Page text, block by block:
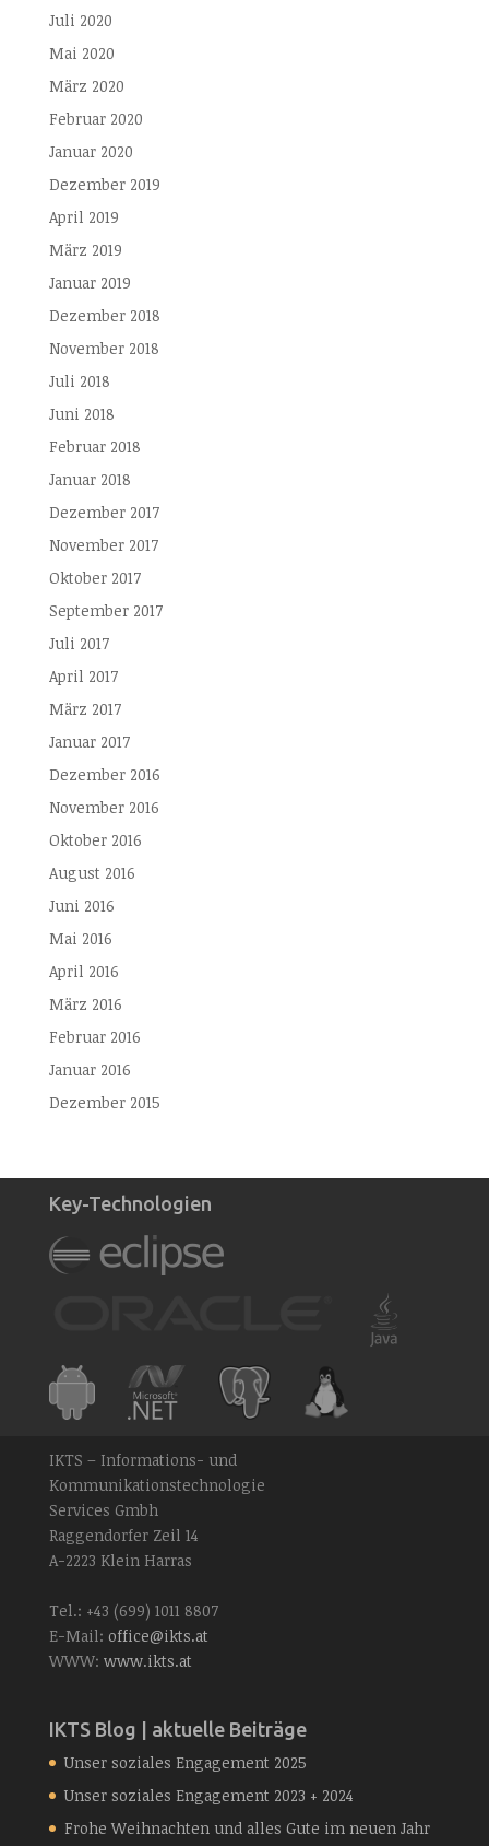
Juli 2020
Mai 2020
März 2020
Februar 2020
Januar 2020
Dezember 2019
April 2019
März 2019
Januar 2019
Dezember 2018
November 2018
Juli 2018
Juni 2018
Februar 2018
Januar 2018
Dezember 2017
November 2017
Oktober 2017
September 2017
Juli 2017
April 2017
März 2017
Januar 2017
Dezember 2016
November 2016
Oktober 2016
August 2016
Juni 2016
Mai 2016
April 2016
März 2016
Februar 2016
Januar 2016
Dezember 2015
Key-Technologien
IKTS – Informations- und
Kommunikationstechnologie
Services Gmbh
Raggendorfer Zeil 14
A-2223 Klein Harras
Tel.: +43 (699) 1011 8807
E-Mail: office@ikts.at
WWW: www.ikts.at
IKTS Blog | aktuelle Beiträge
Unser soziales Engagement 2025
Unser soziales Engagement 2023 + 2024
Frohe Weihnachten und alles Gute im neuen Jahr